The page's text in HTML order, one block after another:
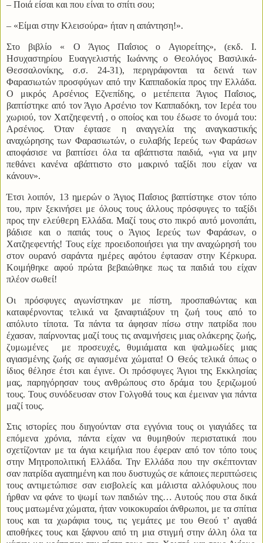
– Ποιά είσαι και που είναι το σπίτι σου;
– «Είμαι στην Κλεισούρα» ήταν η απάντηση!».
Στο βιβλίο « Ο Άγιος Παΐσιος ο Αγιορείτης», (εκδ. Ι.
Ησυχαστηρίου Ευαγγελιστής Ιωάννης ο Θεολόγος Βασιλικά-
Θεσσαλονίκης, σ.σ. 24-31), περιγράφονται τα δεινά των
Φαρασιωτών προσφύγων από την Καππαδοκία προς την Ελλάδα.
Ο μικρός Αρσένιος Εζνεπίδης, ο μετέπειτα Άγιος Παΐσιος,
βαπτίστηκε από τον Άγιο Αρσένιο τον Καππαδόκη, τον Ιερέα του
χωριού, τον Χατζηεφεντή , ο οποίος και του έδωσε το όνομά του:
Αρσένιος. Όταν έφτασε η αναγγελία της αναγκαστικής
αναχώρησης των Φαρασιωτών, ο ευλαβής Ιερεύς των Φαράσων
αποφάσισε να βαπτίσει όλα τα αβάπτιστα παιδιά, «για να μην
πεθάνει κανένα αβάπτιστο στο μακρινό ταξίδι που είχαν να
κάνουν».
Έτσι λοιπόν, 13 ημερών ο Άγιος Παΐσιος βαπτίστηκε στον τόπο
του, πριν ξεκινήσει με όλους τους άλλους πρόσφυγες το ταξίδι
προς την ελεύθερη Ελλάδα. Μαζί τους στο πικρό αυτό μονοπάτι,
βάδισε και ο παπάς τους ο Άγιος Ιερεύς των Φαράσων, ο
Χατζηεφεντής! Τους είχε προειδοποιήσει για την αναχώρησή του
στον ουρανό σαράντα ημέρες αφότου έφτασαν στην Κέρκυρα.
Κοιμήθηκε αφού πρώτα βεβαιώθηκε πως τα παιδιά του είχαν
πλέον σωθεί!
Οι πρόσφυγες αγωνίστηκαν με πίστη, προσπαθώντας και
καταφέρνοντας τελικά να ξαναφτιάξουν τη ζωή τους από το
απόλυτο τίποτα. Τα πάντα τα άφησαν πίσω στην πατρίδα που
έχασαν, παίρνοντας μαζί τους τις αναμνήσεις μιας ολάκερης ζωής,
ζυμωμένες
με προσευχές, θυμιάματα και ψαλμωδίες μιας
αγιασμένης ζωής σε αγιασμένα χώματα! Ο Θεός τελικά όπως ο
ίδιος θέλησε έτσι και έγινε. Οι πρόσφυγες Άγιοι της Εκκλησίας
μας, παρηγόρησαν τους ανθρώπους στο δράμα του ξεριζωμού
τους. Τους συνόδευσαν στον Γολγοθά τους και έμειναν για πάντα
μαζί τους.
Στις ιστορίες που διηγούνταν στα εγγόνια τους οι γιαγιάδες τα
επόμενα χρόνια, πάντα είχαν να θυμηθούν περιστατικά που
σχετίζονταν με τα άγια κειμήλια που έφεραν από τον τόπο τους
στην Μητροπολιτική Ελλάδα. Την Ελλάδα που την σκέπτονταν
σαν πατρίδα αγαπημένη και που δυστυχώς σε κάποιες περιπτώσεις
τους αντιμετώπισε σαν εισβολείς και μάλιστα αλλόφυλους που
ήρθαν να φάνε το ψωμί των παιδιών της… Αυτούς που στα δικά
τους ματωμένα χώματα, ήταν νοικοκυραίοι άνθρωποι, με τα σπίτια
τους και τα χωράφια τους, τις γεμάτες με του Θεού τ’ αγαθά
αποθήκες τους και ξάφνου από τη μια στιγμή στην άλλη όλα τα